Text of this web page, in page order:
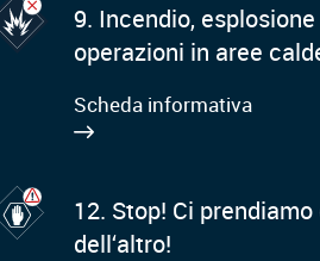
9. Incendio, esplosione
operazioni in aree
Scheda informativa
12. Stop! Ci prendiamo
dell‘altro!